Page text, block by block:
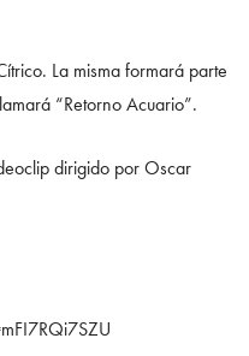
La misma formará parte
“Retorno Acuario”.
dirigido por Oscar